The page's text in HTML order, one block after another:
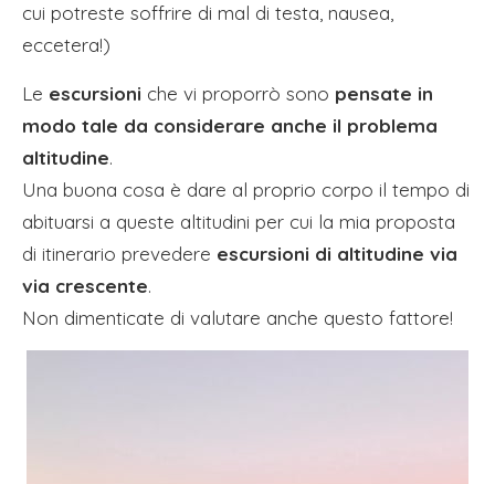
cui potreste soffrire di mal di testa, nausea,
eccetera!)
Le escursioni che vi proporrò sono pensate in
modo tale da considerare anche il problema
altitudine.
Una buona cosa è dare al proprio corpo il tempo di
abituarsi a queste altitudini per cui la mia proposta
di itinerario prevedere escursioni di altitudine via
via crescente.
Non dimenticate di valutare anche questo fattore!